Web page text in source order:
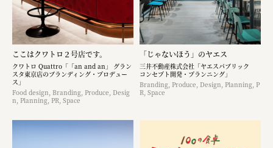
ここはクワトロ２号店です。
クワトロ Quattro「「an and an」 グラン
スタ東京店のブランディング・プロデュー
ス」
Food design, Branding, Produce, Desig
n, Planning, PR, Space
「じゃないほう」のヤエス
三井不動産株式会社「ヤエスパブリック
コンセプト開発・プランニング」
Branding, Produce, Design, Planning, P
R, Space